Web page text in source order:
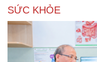
SỨC KHỎE